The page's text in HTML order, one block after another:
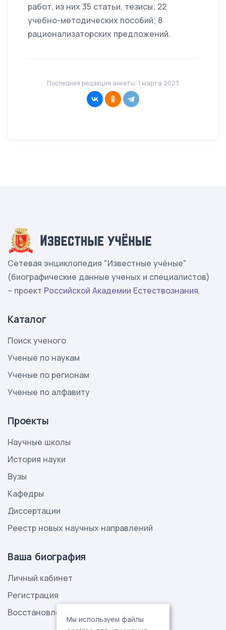
работ, из них 35 статьи, тезисы; 22
учебно-методических пособий; 8
рационализаторских предложений.
Последняя редакция анкеты: 1 марта 2023
Сетевая энциклопедия "Известные учёные"
(биографические данные ученых и специалистов)
– проект Российской Академии Естествознания.
Каталог
Поиск ученого
Ученые по наукам
Ученые по регионам
Ученые по алфавиту
Проекты
Научные школы
История науки
Вузы
Кафедры
Диссертации
Реестр новых научных направлений
Ваша биография
Личный кабинет
Регистрация
Восстановление пароля
Мы используем файлы